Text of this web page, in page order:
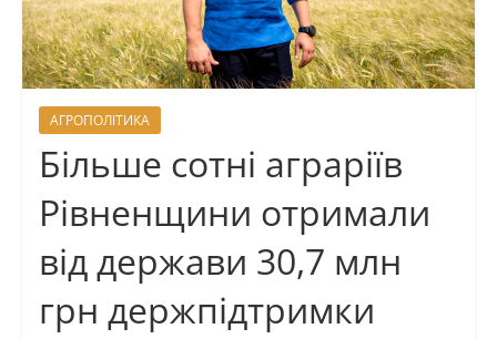
АГРОПОЛІТИКА
Більше сотні аграріїв
Рівненщини отримали
від держави 30,7 млн
грн держпідтримки